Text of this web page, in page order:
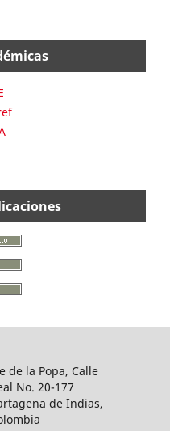
de la Popa, Calle
No. 20-177
de Indias,